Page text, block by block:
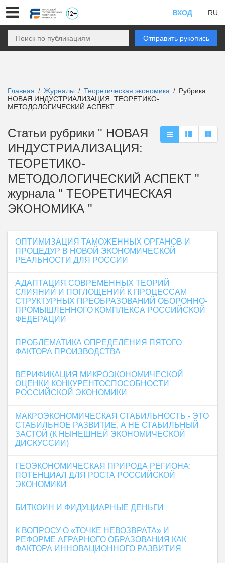
ВХОД RU
Отправить рукопись
Главная / Журналы / Теоретическая экономика / Рубрика
НОВАЯ ИНДУСТРИАЛИЗАЦИЯ: ТЕОРЕТИКО-
МЕТОДОЛОГИЧЕСКИЙ АСПЕКТ
Статьи рубрики " НОВАЯ
ИНДУСТРИАЛИЗАЦИЯ:
ТЕОРЕТИКО-
МЕТОДОЛОГИЧЕСКИЙ АСПЕКТ "
журнала " ТЕОРЕТИЧЕСКАЯ
ЭКОНОМИКА "
ОПТИМИЗАЦИЯ ТАМОЖЕННЫХ ОРГАНОВ И
ПРОЦЕДУР В НОВОЙ ЭКОНОМИЧЕСКОЙ
РЕАЛЬНОСТИ ДЛЯ РОССИИ
АДАПТАЦИЯ СОВРЕМЕННЫХ ТЕОРИЙ
СЛИЯНИЙ И ПОГЛОЩЕНИЙ К ПРОЦЕССАМ
СТРУКТУРНЫХ ПРЕОБРАЗОВАНИЙ ОБОРОННО-
ПРОМЫШЛЕННОГО КОМПЛЕКСА РОССИЙСКОЙ
ФЕДЕРАЦИИ
ПРОБЛЕМАТИКА ОПРЕДЕЛЕНИЯ ПЯТОГО
ФАКТОРА ПРОИЗВОДСТВА
ВЕРИФИКАЦИЯ МИКРОЭКОНОМИЧЕСКОЙ
ОЦЕНКИ КОНКУРЕНТОСПОСОБНОСТИ
РОССИЙСКОЙ ЭКОНОМИКИ
МАКРОЭКОНОМИЧЕСКАЯ СТАБИЛЬНОСТЬ - ЭТО
СТАБИЛЬНОЕ РАЗВИТИЕ, А НЕ СТАБИЛЬНЫЙ
ЗАСТОЙ (К НЫНЕШНЕЙ ЭКОНОМИЧЕСКОЙ
ДИСКУССИИ)
ГЕОЭКОНОМИЧЕСКАЯ ПРИРОДА РЕГИОНА:
ПОТЕНЦИАЛ ДЛЯ РОСТА РОССИЙСКОЙ
ЭКОНОМИКИ
БИТКОИН И ФИДУЦИАРНЫЕ ДЕНЬГИ
К ВОПРОСУ О «ТОЧКЕ НЕВОЗВРАТА» И
РЕФОРМЕ АГРАРНОГО ОБРАЗОВАНИЯ КАК
ФАКТОРА ИННОВАЦИОННОГО РАЗВИТИЯ